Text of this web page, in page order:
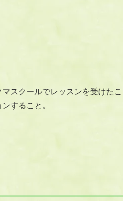
スクールでレッスンを受けた
すること。